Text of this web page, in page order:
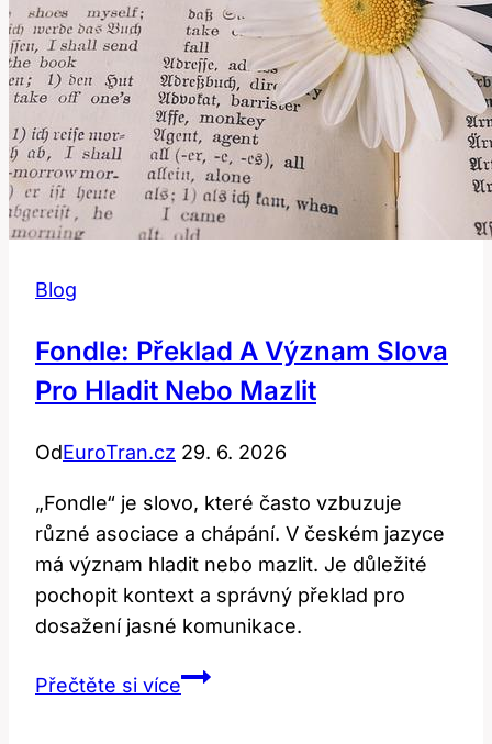
Blog
Fondle: Překlad A Význam Slova
Pro Hladit Nebo Mazlit
OdEuroTran.cz 29. 6. 2026
„Fondle“ je slovo, které často vzbuzuje
různé asociace a chápání. V českém jazyce
má význam hladit nebo mazlit. Je důležité
pochopit kontext a správný překlad pro
dosažení jasné komunikace.
Přečtěte si víceFondle: